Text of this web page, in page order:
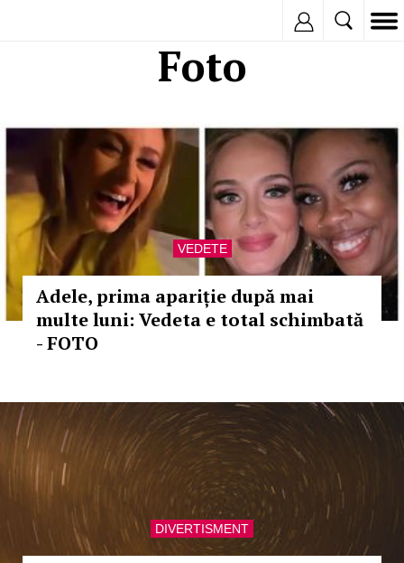
Foto
VEDETE
Adele, prima apariție după mai
multe luni: Vedeta e total schimbată
- FOTO
DIVERTISMENT